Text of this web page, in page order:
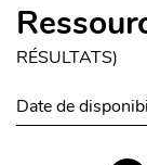
RÉSULTATS)
Date de